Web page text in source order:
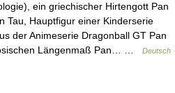
ein griechischer Hirtengott Pan
Tau, Hauptfigur einer Kinderserie
der Animeserie Dragonball GT Pan
Längenmaß Pan… …
Deutsch